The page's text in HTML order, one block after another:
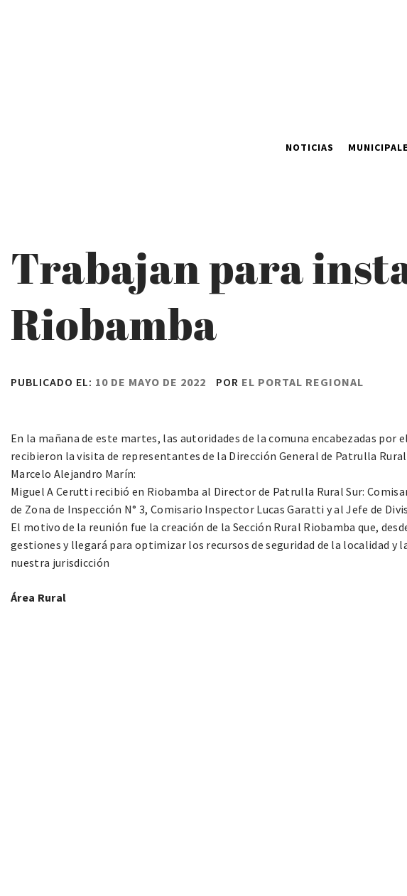
NOTICIAS
Trabajan para
Riobamba
PUBLICADO EL: 10 DE MAYO DE 2022 POR EL PORTAL REGIONAL
En la mañana de este martes, las autoridades de la comuna encabezadas
recibieron la visita de representantes de la Dirección General de Patrulla
Marcelo Alejandro Marín:
Miguel A Cerutti recibió en Riobamba al Director de Patrulla Rural Sur:
de Zona de Inspección N° 3, Comisario Inspector Lucas Garatti y al Jefe de
El motivo de la reunión fue la creación de la Sección Rural Riobamba que,
gestiones y llegará para optimizar los recursos de seguridad de la localidad y
nuestra jurisdicción
Área Rural